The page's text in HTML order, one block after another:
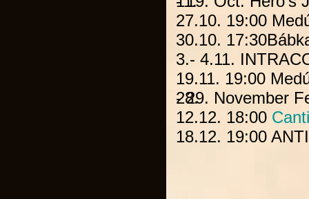
28.
27.10. 19:00
30.10. 17:30
3.- 4.11.
19.11. 19:00
- 29. November
12.12. 18:00
18.12. 19:00